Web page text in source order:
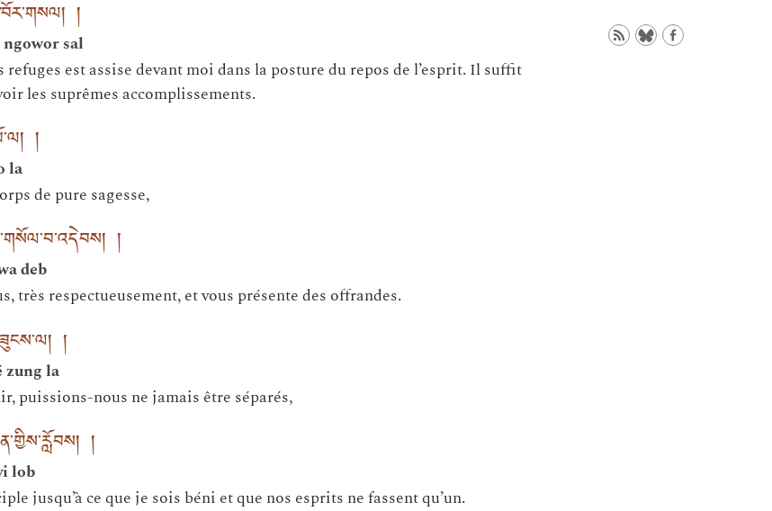
།
sal
refuges est assise devant moi dans la posture du repos de l’esprit. Il suffit
les suprêmes accomplissements.
།
la
de pure sagesse,
།
deb
très respectueusement, et vous présente des offrandes.
།
zung la
puissions-nous ne jamais être séparés,
།
lob
jusqu’à ce que je sois béni et que nos esprits ne fassent qu’un.